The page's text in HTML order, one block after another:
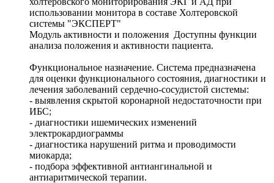
использовании монитора в составе Холтеровской
системы "ЭКСПЕРТ"
Модуль активности и положения Доступны функции
анализа положения и активности пациента.
Функциональное назначение. Система предназначена
для оценки функционального состояния, диагностики и
лечения заболеваний сердечно-сосудистой системы:
- выявления скрытой коронарной недостаточности при
ИБС;
- диагностики ишемических изменений
электрокардиограммы
- диагностика нарушений ритма и проводимости
миокарда;
- подбора эффективной антиангинальной и
антиаритмической терапии.